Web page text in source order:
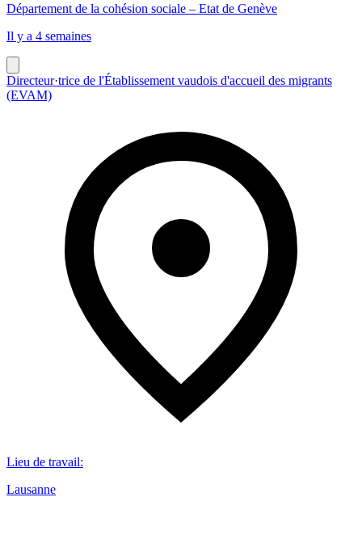
Département de la cohésion sociale – Etat de Genève
Il y a 4 semaines
Directeur·trice de l'Établissement vaudois d'accueil des migrants
(EVAM)
Lieu de travail:
Lausanne